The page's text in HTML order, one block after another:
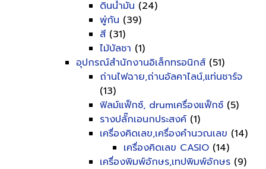
ดินน้ำมัน (24)
พู่กัน (39)
สี (31)
ไม้บัลชา (1)
อุปกรณ์สำนักงานอิเล็กทรอนิกส์ (51)
ถ่านไฟฉาย,ถ่านอัลคาไลน์,แท่นชาร์จ
(13)
ฟิลม์แฟ็กซ์, drumเครื่องแฟ็กซ์ (5)
รางปลั๊กเอนกประสงค์ (1)
เครื่องคิดเลข,เครื่องคำนวณเลข (14)
เครื่องคิดเลข CASIO (14)
เครื่องพิมพ์อักษร,เทปพิมพ์อักษร (9)